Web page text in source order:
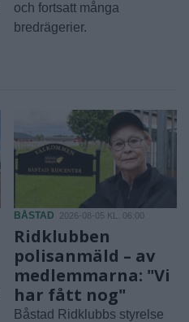
och fortsatt många
bredrägerier.
BÅSTAD 2026-08-05 KL. 06:00
Ridklubben
polisanmäld – av
medlemmarna: "Vi
har fått nog"
Båstad Ridklubbs styrelse